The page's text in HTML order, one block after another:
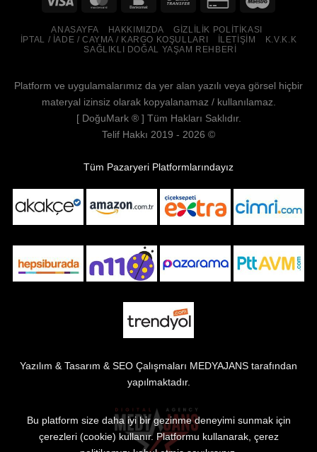
ANASAYFA HAKKIMIZDA
GIZLILIK POLITIKASI
İPTAL / İADE / CAYMA / KARGO KOŞULLARI
İLETIŞIM
K.V.K.K
SAĞLIKLI DOĞAL YAŞAM REHBERI
Platform ve uygulamalarımız da yer alan yazılı veya görsel hiçbir
materyal izinsiz olarak kopyalanamaz / kullanılamaz.
[ DoğuMark® ] Tüm Hakları Saklıdır.
Telif Hakkı 2019 - 2026 ©
Tüm Pazaryeri Platformlarındayız
Yazılım & Tasarım & SEO Çalışmaları MEDYAJANS tarafından
yapılmaktadır.
Bu platform size daha iyi bir gezinme deneyimi sunmak için
çerezleri (cookie) kullanır. Platformu kullanarak, çerez